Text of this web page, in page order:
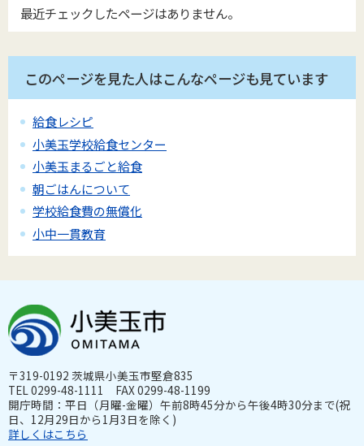
最近チェックしたページはありません。
このページを見た人はこんなページも見ています
給食レシピ
小美玉学校給食センター
小美玉まるごと給食
朝ごはんについて
学校給食費の無償化
小中一貫教育
〒319-0192 茨城県小美玉市堅倉835
TEL 0299-48-1111 FAX 0299-48-1199
開庁時間：平日（月曜-金曜）午前8時45分から午後4時30分まで(祝
日、12月29日から1月3日を除く)
詳しくはこちら